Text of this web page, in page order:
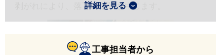
剥がれにより、落下の危険も生じます。
詳細を見る
工事担当者から